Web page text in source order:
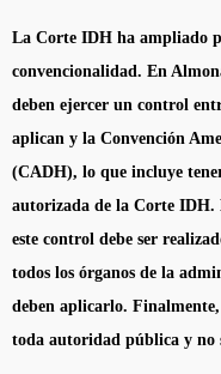
La Corte IDH ha ampliado
convencionalidad. En
deben ejercer un control
aplican y la Convención
(CADH), lo que incluye
autorizada de la Corte IDH.
este control debe ser
todos los órganos de la
deben aplicarlo. Finalmente,
toda autoridad pública y no